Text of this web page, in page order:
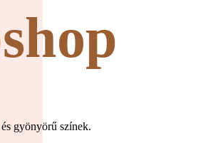
gyönyörű színek.